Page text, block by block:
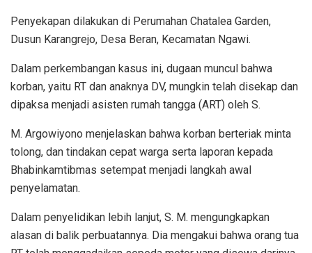
Penyekapan dilakukan di Perumahan Chatalea Garden,
Dusun Karangrejo, Desa Beran, Kecamatan Ngawi.
Dalam perkembangan kasus ini, dugaan muncul bahwa
korban, yaitu RT dan anaknya DV, mungkin telah disekap dan
dipaksa menjadi asisten rumah tangga (ART) oleh S.
M. Argowiyono menjelaskan bahwa korban berteriak minta
tolong, dan tindakan cepat warga serta laporan kepada
Bhabinkamtibmas setempat menjadi langkah awal
penyelamatan.
Dalam penyelidikan lebih lanjut, S. M. mengungkapkan
alasan di balik perbuatannya. Dia mengakui bahwa orang tua